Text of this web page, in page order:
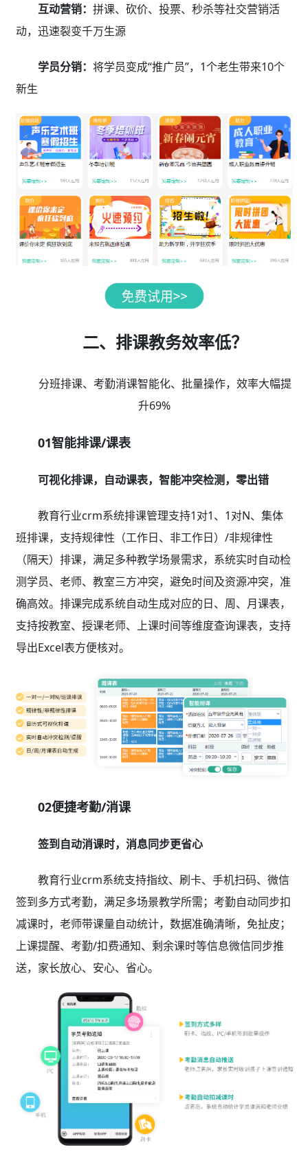
互动营销： 拼课、砍价、投票、秒杀等社交营销活
动，迅速裂变千万生源
学员分销： 将学员变成“推广员”，1个老生带来10个
新生
二、排课教务效率低？
分班排课、考勤消课智能化、批量操作，效率大幅提
升69%
01智能排课/课表
可视化排课，自动课表，智能冲突检测，零出错
教育行业crm系统排课管理支持1对1、1对N、集体
班排课，支持规律性（工作日、非工作日）/非规律性
（隔天）排课，满足多种教学场景需求，系统实时自动检
测学员、老师、教室三方冲突，避免时间及资源冲突，准
确高效。排课完成系统自动生成对应的日、周、月课表，
支持按教室、授课老师、上课时间等维度查询课表，支持
导出Excel表方便核对。
02便捷考勤/消课
签到自动消课时，消息同步更省心
教育行业crm系统支持指纹、刷卡、手机扫码、微信
签到多方式考勤，满足多场景教学所需；考勤自动同步扣
减课时，老师带课量自动统计，数据准确清晰，免扯皮；
上课提醒、考勤/扣费通知、剩余课时等信息微信同步推
送，家长放心、安心、省心。